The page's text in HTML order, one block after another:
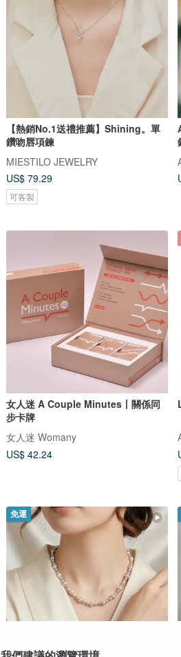
【熱銷No.1送禮推薦】Shining。單
鑽吻唇項鍊
MIESTILO JEWELRY
US$ 79.29
可客製
女人迷 A Couple Minutes丨關係同
步卡牌
女人迷 Womany
US$ 42.24
免運